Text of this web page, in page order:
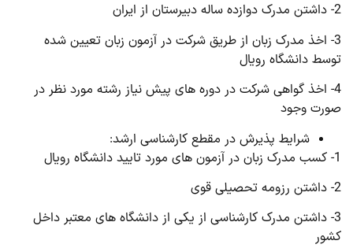
2- داشتن مدرک دوازده ساله دبیرستان از ایران
3- اخذ مدرک زبان از طریق شرکت در آزمون زبان تعیین شده
توسط دانشگاه رویال
4- اخذ گواهی شرکت در دوره های پیش نیاز رشته مورد نظر در
صورت وجود
شرایط پذیرش در مقطع کارشناسی ارشد:
1- کسب مدرک زبان در آزمون های مورد تایید دانشگاه رویال
2- داشتن رزومه تحصیلی قوی
3- داشتن مدرک کارشناسی از یکی از دانشگاه های معتبر داخل
کشور